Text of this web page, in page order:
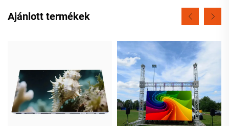
Ajánlott termékek